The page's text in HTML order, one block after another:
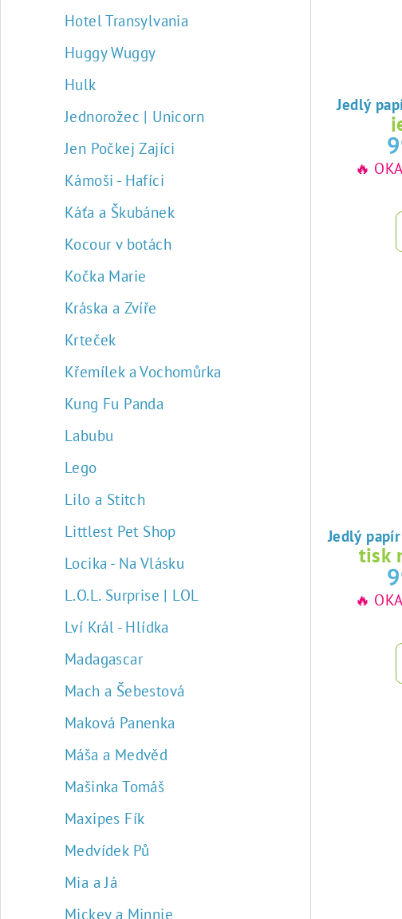
Hotel Transylvania
Huggy Wuggy
Hulk
Jednorožec | Unicorn
Jen Počkej Zajíci
Kámoši - Hafíci
Káťa a Škubánek
Kocour v botách
Kočka Marie
Kráska a Zvíře
Krteček
Křemílek a Vochomůrka
Kung Fu Panda
Labubu
Lego
Lilo a Stitch
Littlest Pet Shop
Locika - Na Vlásku
L.O.L. Surprise | LOL
Lví Král - Hlídka
Madagascar
Mach a Šebestová
Maková Panenka
Máša a Medvěd
Mašinka Tomáš
Maxipes Fík
Medvídek Pů
Mia a Já
Mickey a Minnie
🔥
tisk
🔥